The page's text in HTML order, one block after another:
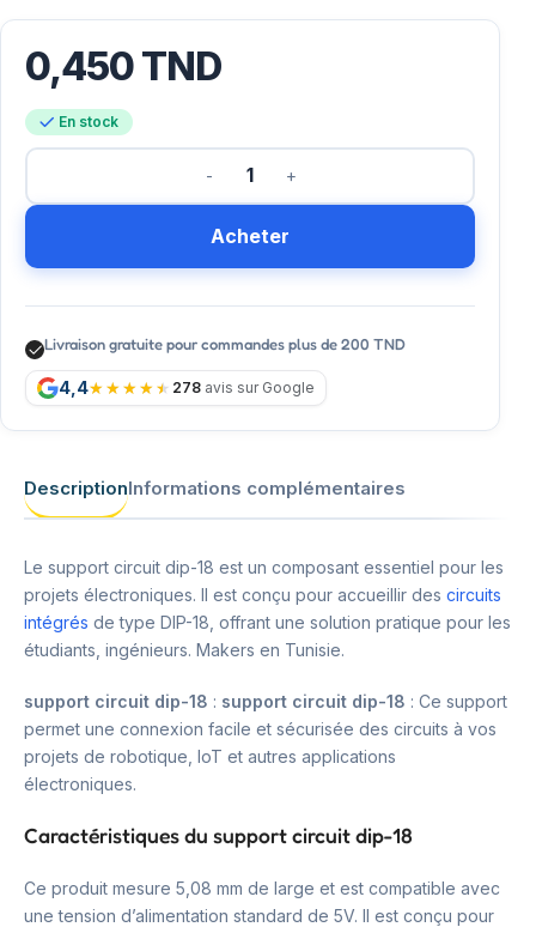
0,450TND
En stock
Acheter
Livraison gratuite pour commandes plus de 200 TND
4,4 278 avis sur Google
DescriptionInformations complémentaires
Le support circuit dip-18 est un composant essentiel pour les
projets électroniques. Il est conçu pour accueillir des circuits
intégrés de type DIP-18, offrant une solution pratique pour les
étudiants, ingénieurs. Makers en Tunisie.
support circuit dip-18 : support circuit dip-18 : Ce support
permet une connexion facile et sécurisée des circuits à vos
projets de robotique, IoT et autres applications
électroniques.
Caractéristiques du support circuit dip-18
Ce produit mesure 5,08 mm de large et est compatible avec
une tension d’alimentation standard de 5V. Il est conçu pour